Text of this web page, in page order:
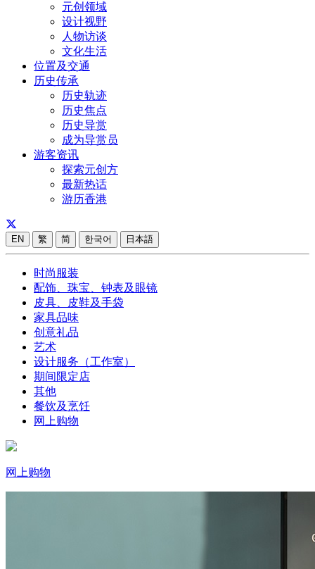
元创领域
设计视野
人物访谈
文化生活
位置及交通
历史传承
历史轨迹
历史焦点
历史导赏
成为导赏员
游客资讯
探索元创方
最新热话
游历香港
EN 繁 简 한국어 日本語
时尚服装
配饰、珠宝、钟表及眼镜
皮具、皮鞋及手袋
家具品味
创意礼品
艺术
设计服务（工作室）
期间限定店
其他
餐饮及烹饪
网上购物
网上购物